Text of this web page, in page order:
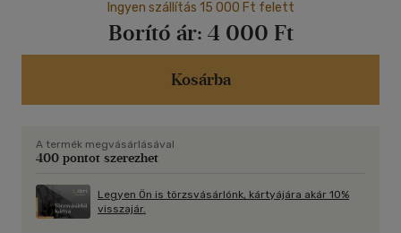
érdeklődésére tarthat számot, akik éppen gyereket várnak.
Mindenki hasznos szempontokkal gazdagodhat, aki szeret
egy jelenséget több oldalról szemügyre venni, a kézenfekvő
dolgokat mégis megkérdőjelezni és azok mélyebb
összefüggéseit átgondolni. Az olvasó eleinte talán
megszülethet saját új felfogása a szülés és születés
eseményeiről, megerősödve néhány olyan gondolattal, amit
talán már eddig is sejtett, érzett vagy tudott...
Ingyen szállítás 15 000 Ft felett
Borító ár: 4 000 Ft
Kosárba
A termék megvásárlásával
400 pontot szerezhet
Legyen Ön is törzsvásárlónk, kártyájára akár 10%
visszajár.